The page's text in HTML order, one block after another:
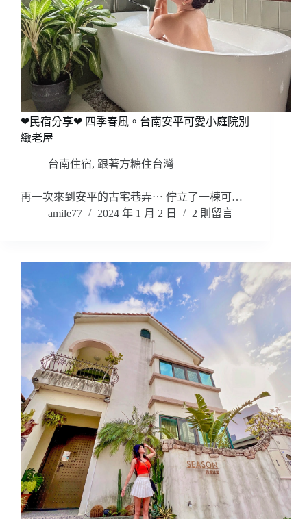
❤民宿分享❤ 四季春風。台南安平可愛小庭院別
緻老屋
台南住宿, 跟著方糖住台灣
再一次來到安平的古宅巷弄⋯ 佇立了一棟可…
amile77
2024 年 1 月 2 日 2 則留言